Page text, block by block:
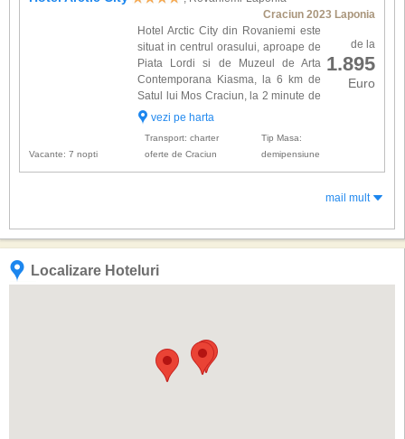
Craciun 2023 Laponia
de la
1.895
Euro
Hotel Arctic City din Rovaniemi este
situat in centrul orasului, aproape de
Piata Lordi si de Muzeul de Arta
Contemporana Kiasma, la 6 km de
Satul lui Mos Craciun, la 2 minute de
mers pe jos de centrul comercial
International. Ce...
vezi pe harta
Vacante: 7 nopti
Transport: charter
oferte de Craciun
Tip Masa:
demipensiune
mail mult
Localizare Hoteluri